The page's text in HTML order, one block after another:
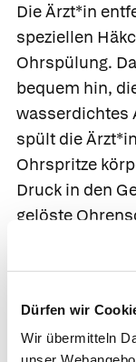
Dürfen wir
Wir übermitteln
Die Ärzt*in
speziellen
Ohrspülung.
bequem hin,
wasserdichtes
spült die
Ohrspritze
Druck in den
gelöste
Nierenschale
Assistenzkraft
wiederholt.